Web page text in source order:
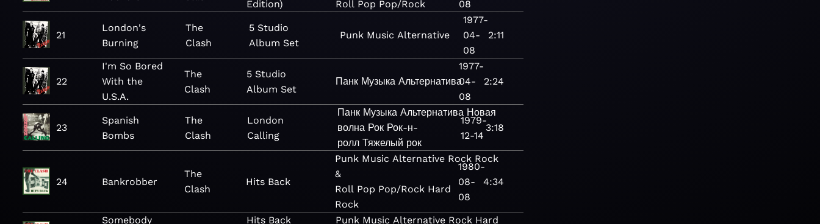
Edition)
Roll Pop Pop/Rock
08
21
London's
Burning
The
Clash
5 Studio
Album Set
Punk Music Alternative
1977-
04-
08
2:11
22
I'm So Bored
With the
U.S.A.
The
Clash
5 Studio
Album Set
Панк Музыка Альтернатива
1977-
04-
08
2:24
23
Spanish
Bombs
The
Clash
London
Calling
Панк Музыка Альтернатива Новая
волна Рок Рок-н-
ролл Тяжелый рок
1979-
12-14
3:18
24 Bankrobber
The
Clash
Hits Back
Punk Music Alternative Rock Rock
&
Roll Pop Pop/Rock Hard
Rock
1980-
08-
08
4:34
Somebody Hits Back Punk Music Alternative Rock Hard